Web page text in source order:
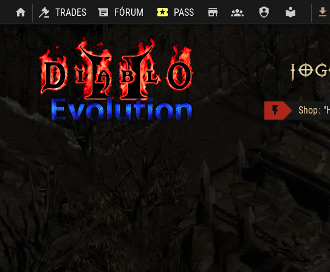
TRADES FÓRUM PASS SHOP CLANS ARMORY LIBRARY
Shop:
Sanon
DM